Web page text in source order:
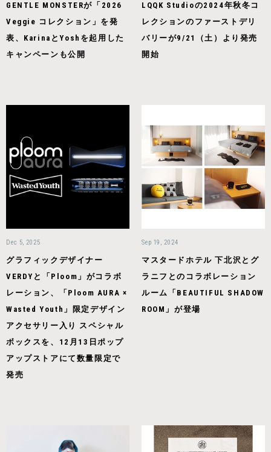
GENTLE MONSTERが「2026
Veggie コレクション」を発
表、KarinaとYoshを起用した
キャンペーンも公開
LQQK Studioの2024年秋冬コ
レクションのファーストデリ
バリーが9/21（土）より発売
開始
Dec 5, 2025
グラフィックデザイナー
VERDYと「Ploom」がコラボ
レーション、「Ploom AURA ×
Wasted Youth」限定デザイン
アクセサリー入り スペシャル
ボックスを、12月13日ポップ
アップストアにて数量限定で
発売
Sep 19, 2024
マスタードホテル 下北沢とグ
ラニフとのコラボレーション
ルーム「BEAUTIFUL SHADOW
ROOM」が登場